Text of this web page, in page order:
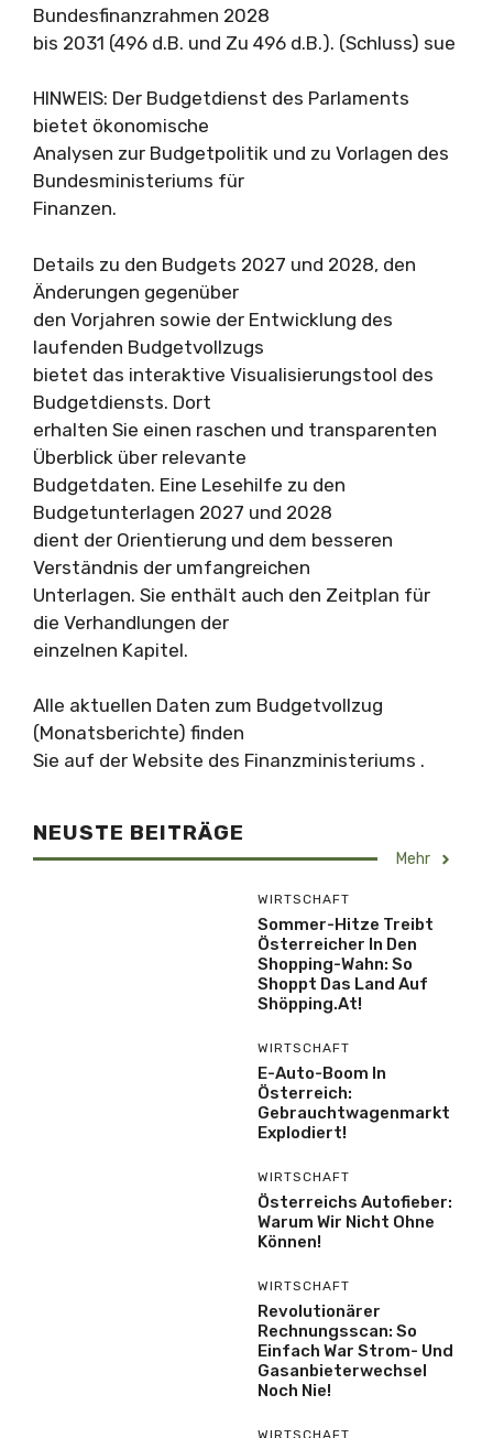
Bundesfinanzrahmen 2028
bis 2031 (496 d.B. und Zu 496 d.B.). (Schluss) sue
HINWEIS: Der Budgetdienst des Parlaments
bietet ökonomische
Analysen zur Budgetpolitik und zu Vorlagen des
Bundesministeriums für
Finanzen.
Details zu den Budgets 2027 und 2028, den
Änderungen gegenüber
den Vorjahren sowie der Entwicklung des
laufenden Budgetvollzugs
bietet das interaktive Visualisierungstool des
Budgetdiensts. Dort
erhalten Sie einen raschen und transparenten
Überblick über relevante
Budgetdaten. Eine Lesehilfe zu den
Budgetunterlagen 2027 und 2028
dient der Orientierung und dem besseren
Verständnis der umfangreichen
Unterlagen. Sie enthält auch den Zeitplan für
die Verhandlungen der
einzelnen Kapitel.
Alle aktuellen Daten zum Budgetvollzug
(Monatsberichte) finden
Sie auf der Website des Finanzministeriums .
NEUSTE BEITRÄGE
Mehr
WIRTSCHAFT
Sommer-Hitze Treibt
Österreicher In Den
Shopping-Wahn: So
Shoppt Das Land Auf
Shöpping.at!
WIRTSCHAFT
E-Auto-Boom In
Österreich:
Gebrauchtwagenmarkt
Explodiert!
WIRTSCHAFT
Österreichs Autofieber:
Warum Wir Nicht Ohne
Können!
WIRTSCHAFT
Revolutionärer
Rechnungsscan: So
Einfach War Strom- Und
Gasanbieterwechsel
Noch Nie!
WIRTSCHAFT